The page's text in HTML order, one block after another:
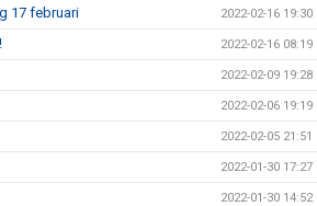
17 februari 2022-02-16 19:30
2022-02-16 08:19
2022-02-09 19:28
2022-02-06 19:19
2022-02-05 21:51
2022-01-30 17:27
2022-01-30 14:52